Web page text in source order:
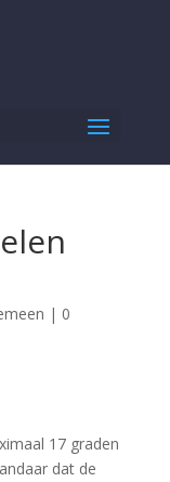
| 0
17 graden
dat de